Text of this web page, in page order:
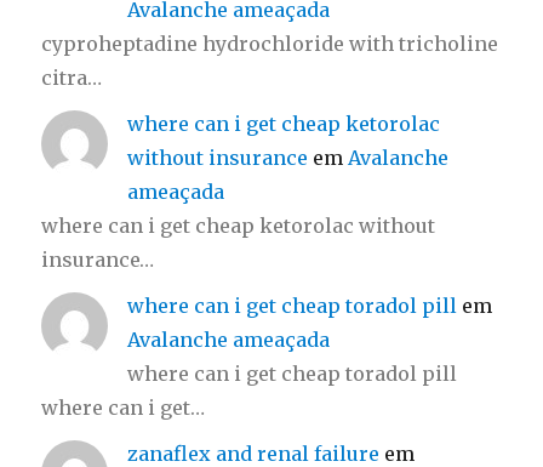
Avalanche ameaçada
cyproheptadine hydrochloride with tricholine
citra…
where can i get cheap ketorolac
without insurance em Avalanche
ameaçada
where can i get cheap ketorolac without
insurance…
where can i get cheap toradol pill em
Avalanche ameaçada
where can i get cheap toradol pill
where can i get…
zanaflex and renal failure em